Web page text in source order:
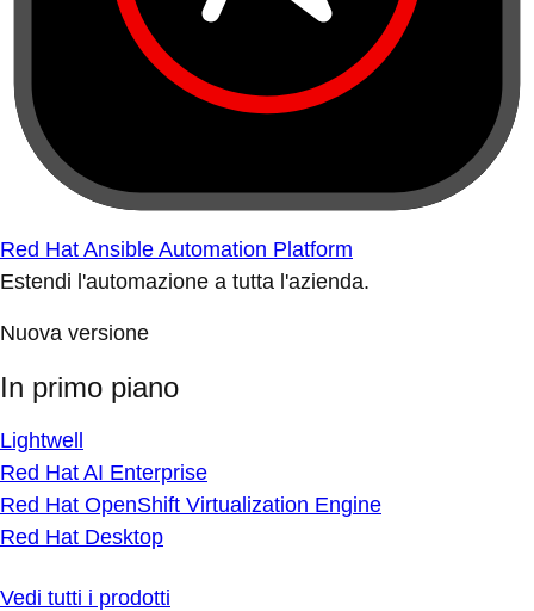
Red Hat Ansible Automation Platform
Estendi l'automazione a tutta l'azienda.
Nuova versione
In primo piano
Lightwell
Red Hat AI Enterprise
Red Hat OpenShift Virtualization Engine
Red Hat Desktop
Vedi tutti i prodotti